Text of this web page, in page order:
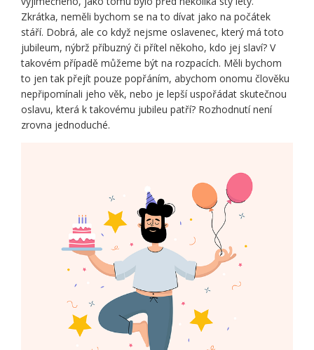
Zkrátka, neměli bychom se na to dívat jako na počátek
stáří. Dobrá, ale co když nejsme oslavenec, který má toto
jubileum, nýbrž příbuzný či přítel někoho, kdo jej slaví? V
takovém případě můžeme být na rozpacích. Měli bychom
to jen tak přejít pouze popřáním, abychom onomu člověku
nepřipomínali jeho věk, nebo je lepší uspořádat skutečnou
oslavu, která k takovému jubileu patří? Rozhodnutí není
zrovna jednoduché.